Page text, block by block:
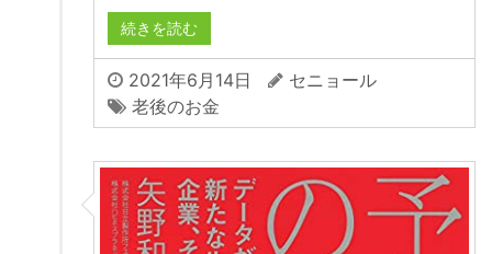
続きを読む
2021年6月14日
セニョール
老後のお金